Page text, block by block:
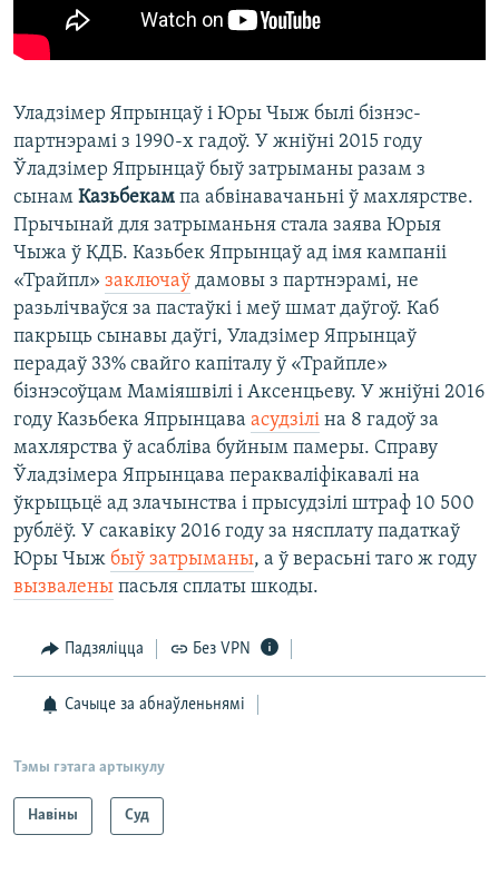
Уладзімер Япрынцаў і Юры Чыж былі бізнэс-
партнэрамі з 1990-х гадоў. У жніўні 2015 году
Ўладзімер Япрынцаў быў затрыманы разам з
сынам Казьбекам па абвінавачаньні ў махлярстве.
Прычынай для затрыманьня стала заява Юрыя
Чыжа ў КДБ. Казьбек Япрынцаў ад імя кампаніі
«Трайпл» заключаў дамовы з партнэрамі, не
разьлічваўся за пастаўкі і меў шмат даўгоў. Каб
пакрыць сынавы даўгі, Уладзімер Япрынцаў
перадаў 33% свайго капіталу ў «Трайпле»
бізнэсоўцам Маміяшвілі і Аксенцьеву. У жніўні 2016
году Казьбека Япрынцава асудзілі на 8 гадоў за
махлярства ў асабліва буйным памеры. Справу
Ўладзімера Япрынцава перакваліфікавалі на
ўкрыцьцё ад злачынства і прысудзілі штраф 10 500
рублёў. У сакавіку 2016 году за нясплату падаткаў
Юры Чыж быў затрыманы, а ў верасьні таго ж году
вызвалены пасьля сплаты шкоды.
Падзяліцца Без VPN
Сачыце за абнаўленьнямі
Тэмы гэтага артыкулу
Навіны Суд